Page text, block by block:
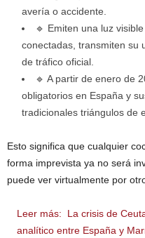
avería o accidente.
🔹 Emiten una luz
conectadas, transmiten su
de tráfico oficial.
🔹 A partir de enero de
obligatorios en España y
tradicionales triángulos de
Esto significa que cualquier
forma imprevista ya no será
puede ver virtualmente por
Leer más:
La crisis de
analítico entre España y